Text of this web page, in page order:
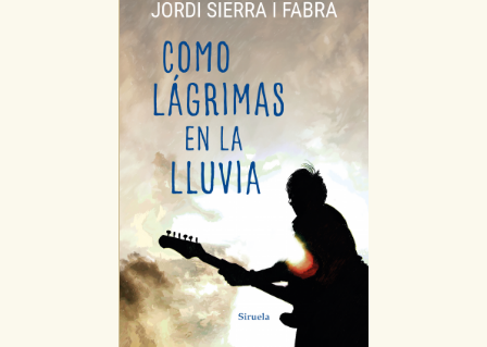
Cookies necesarias
Estas cookies son necesarias para que nuestro sitio
web funcione y no es posible deshabilitarlas desde
nuestro sistema. Es posible hacerlo desde el
navegador, pero en ese caso es posible que algunas
áreas de nuestra web dejen de funcionar
Cookies de rendimiento y analíticas
Estas cookies se utilizan para mejorar su experiencia
de navegación y optimizar el funcionamiento de
nuestro sitio web. Almacenan configuraciones de
servicios para que no tenga que reconfigurarlos cada
vez que nos visita. La información es agregada y, por lo
tanto, es anónima.
Cookies de publicidad y redes sociales
Estas cookies son gestionadas por nuestros socios
publicitarios y se utilizan para mostrar publicidad